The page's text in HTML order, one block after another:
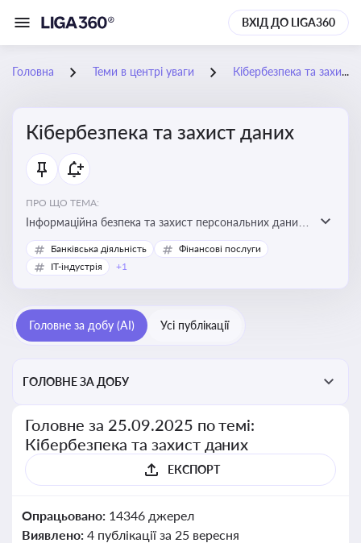
ВХІД ДО LIGA360
Головна Теми в центрі уваги Кібербезпека та захист даних
Кібербезпека та захист даних
ПРО ЩО ТЕМА:
Інформаційна безпека та захист персональних даних
на підприємстві
Банківська діяльність
Фінансові послуги
IT-індустрія
+1
Головне за добу (AI) Усі публікації
ГОЛОВНЕ ЗА ДОБУ
Головне за 25.09.2025 по темі:
Кібербезпека та захист даних
ЕКСПОРТ
Опрацьовано: 14346 джерел
Виявлено: 4 публікації за 25 вересня